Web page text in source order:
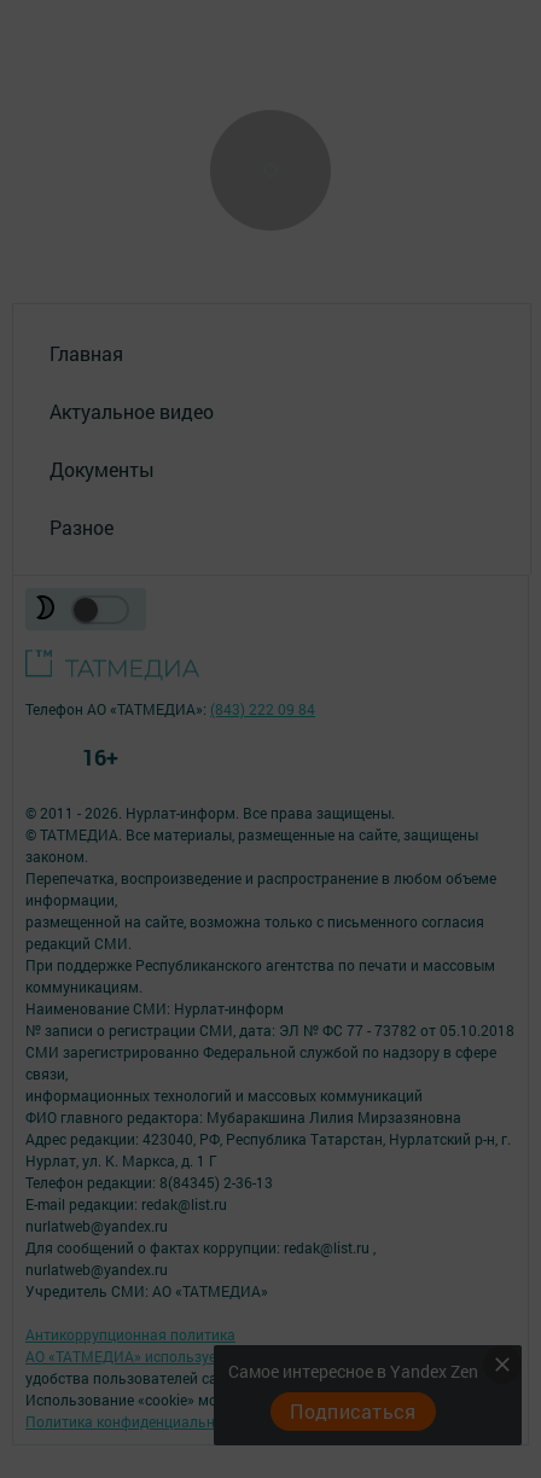
Главная
Актуальное видео
Документы
Разное
Самое интересное в Yandex Zen
Подписаться
© 2011 - 2026. Нурлат-⁠информ. Все права защищены.
© ТАТМЕДИА. Все материалы, размещенные на сайте, защищены
законом.
Перепечатка, воспроизведение и распространение в любом объеме
информации,
размещенной на сайте, возможна только с письменного согласия
редакций СМИ.
При поддержке Республиканского агентства по печати и массовым
коммуникациям.
Наименование СМИ: Нурлат-⁠информ
№ записи о регистрации СМИ, дата: ЭЛ № ФС 77 -⁠ 73782 от 05.10.2018
СМИ зарегистрированно Федеральной службой по надзору в сфере
связи,
информационных технологий и массовых коммуникаций
ФИО главного редактора: Мубаракшина Лилия Мирзазяновна
Адрес редакции: 423040, РФ, Республика Татарстан, Нурлатский р-н, г.
Нурлат, ул. К. Маркса, д. 1 Г
Телефон редакции: 8(84345) 2-36-13
E-mail редакции: redak@list.ru
nurlatweb@yandex.ru
Для сообщений о фактах коррупции: redak@list.ru ,
nurlatweb@yandex.ru
Учредитель СМИ: АО «ТАТМЕДИА»
Антикоррупционная политика
АО «ТАТМЕДИА» использует «cookie»
для персонализации сервисов и
удобства пользователей сайтом.
Использование «cookie» можно отменить в настройках браузера.
Политика конфиденциальности
Телефон АО «ТАТМЕДИА»: (843) 222 09 84
16+